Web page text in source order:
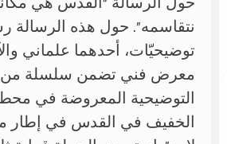
نتقاسمه”. حول هذه الرسالة
توضيحيّات، أحدهما علماني
معرض فني تضمن سلسلة من
التوضيحية المعروضة في
الخفيف في القدس في إطار